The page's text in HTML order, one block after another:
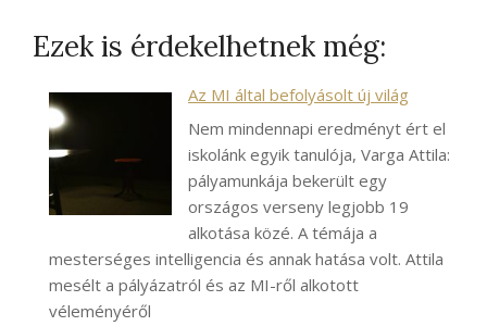
Ezek is érdekelhetnek még:
Az MI által befolyásolt új világ
Nem mindennapi eredményt ért el
iskolánk egyik tanulója, Varga Attila:
pályamunkája bekerült egy
országos verseny legjobb 19
alkotása közé. A témája a
mesterséges intelligencia és annak hatása volt. Attila
mesélt a pályázatról és az MI-ről alkotott
véleményéről